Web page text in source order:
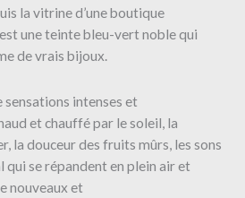
la vitrine d’une boutique
est une teinte bleu-vert noble qui
de vrais bijoux.
sensations intenses et
et chauffé par le soleil, la
la douceur des fruits mûrs, les sons
se répandent en plein air et
nouveaux et